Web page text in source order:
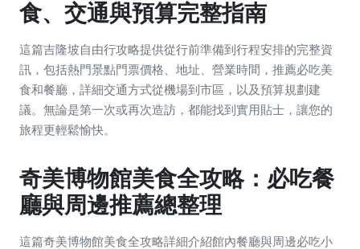
食、交通與預算完整指南
這篇吉隆坡自由行攻略提供從行前準備到行程安排的完整資
訊，包括熱門景點門票價格、地址、營業時間，推薦必吃美
食和餐廳，詳細交通方式從機場到市區，以及預算規劃建
議。無論是第一次或再次造訪，都能找到實用貼士，讓您的
旅程更輕鬆愉快。
奇美博物館美食全攻略：必吃餐
廳與周邊推薦總整理
這篇奇美博物館美食全攻略詳細介紹館內餐廳與周邊必吃小